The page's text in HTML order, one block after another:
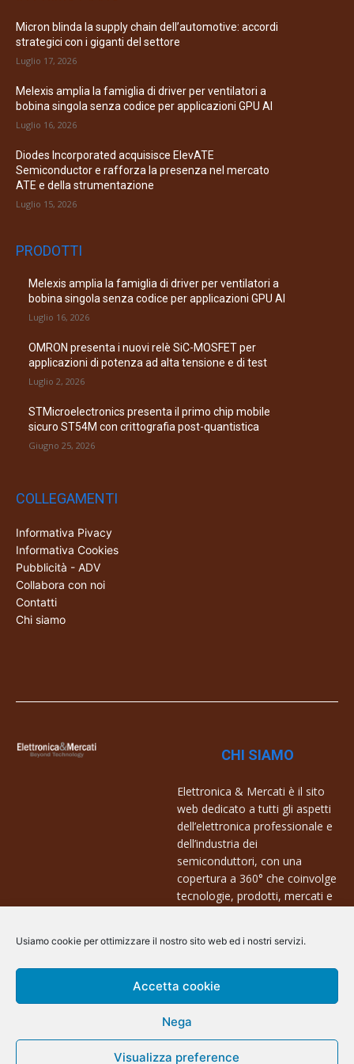
Usiamo cookie per ottimizzare il nostro sito web ed i nostri servizi.
Accetta cookie
Nega
Visualizza preference
Micron blinda la supply chain dell’automotive: accordi
strategici con i giganti del settore
Luglio 17, 2026
Melexis amplia la famiglia di driver per ventilatori a
bobina singola senza codice per applicazioni GPU AI
Luglio 16, 2026
Diodes Incorporated acquisisce ElevATE
Semiconductor e rafforza la presenza nel mercato
ATE e della strumentazione
Luglio 15, 2026
PRODOTTI
Melexis amplia la famiglia di driver per ventilatori a
bobina singola senza codice per applicazioni GPU AI
Luglio 16, 2026
OMRON presenta i nuovi relè SiC-MOSFET per
applicazioni di potenza ad alta tensione e di test
Luglio 2, 2026
STMicroelectronics presenta il primo chip mobile
sicuro ST54M con crittografia post-quantistica
Giugno 25, 2026
COLLEGAMENTI
Informativa Pivacy
Informativa Cookies
Pubblicità - ADV
Collabora con noi
Contatti
Chi siamo
CHI SIAMO
Elettronica & Mercati è il sito
web dedicato a tutti gli aspetti
dell’elettronica professionale e
dell’industria dei
semiconduttori, con una
copertura a 360° che coinvolge
tecnologie, prodotti, mercati e
Contatti:
info@arscommunication.it
@ArsCommunication 2023